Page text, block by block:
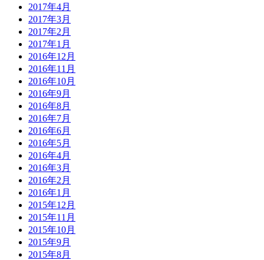
2017年4月
2017年3月
2017年2月
2017年1月
2016年12月
2016年11月
2016年10月
2016年9月
2016年8月
2016年7月
2016年6月
2016年5月
2016年4月
2016年3月
2016年2月
2016年1月
2015年12月
2015年11月
2015年10月
2015年9月
2015年8月